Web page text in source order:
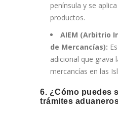
península y se
productos.
AIEM (Arbitrio
de Mercancías):
adicional que grava
mercancías en las
6. ¿Cómo puedes
trámites